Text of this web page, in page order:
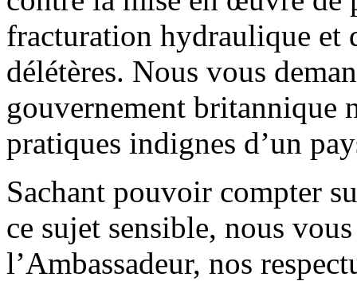
fracturation hydraulique et
délétères. Nous vous
gouvernement britannique
pratiques indignes d’un
Sachant pouvoir compter
ce sujet sensible, nous
l’Ambassadeur, nos